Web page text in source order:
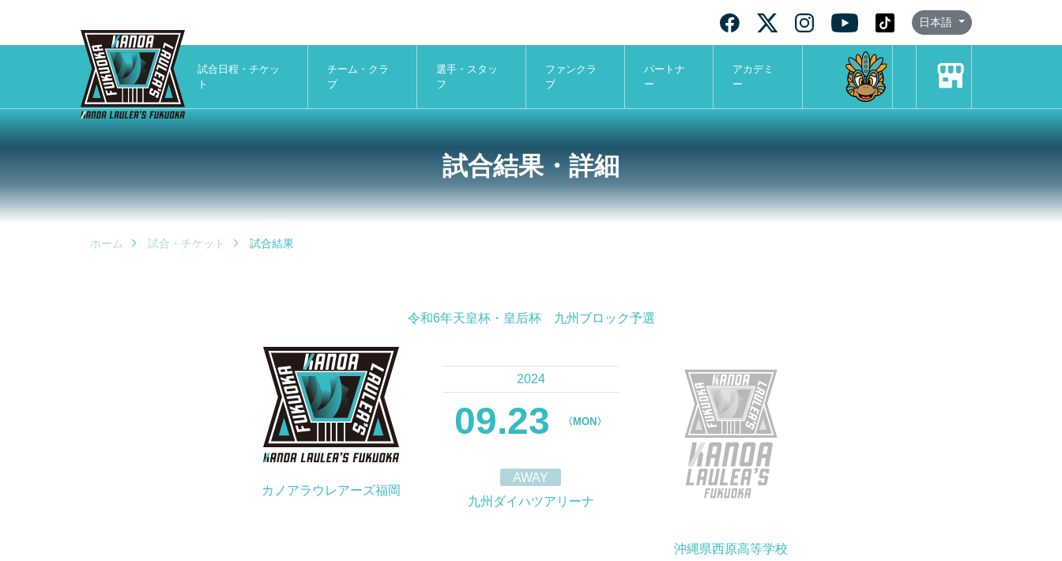
日本語
試合日程・チケッ
ト
チーム・クラ
ブ
選手・スタッ
フ
ファンクラ
ブ
パートナ
ー
アカデミ
ー
試合結果・詳細
ホーム 試合・チケット 試合結果
令和6年天皇杯・皇后杯 九州ブロック予選
カノアラウレアーズ福岡
2024
09.23 〈MON〉
AWAY
九州ダイハツアリーナ
沖縄県西原高等学校